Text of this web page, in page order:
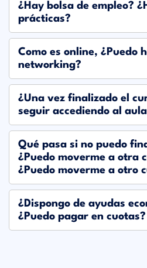
¿Hay bolsa de empleo?
prácticas?
Como es online, ¿Puedo
networking?
¿Una vez finalizado el
seguir accediendo al
Qué pasa si no puedo
¿Puedo moverme a otra
¿Puedo moverme a otro
¿Dispongo de ayudas
¿Puedo pagar en cuotas?